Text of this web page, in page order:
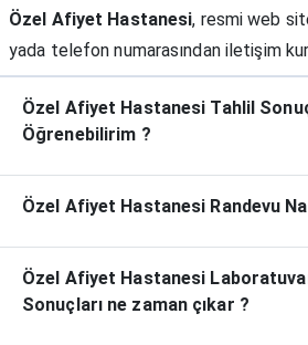
Özel Afiyet Hastanesi, resmi web
yada telefon numarasından iletişim
Özel Afiyet Hastanesi Tahlil
Öğrenebilirim ?
Özel Afiyet Hastanesi Randevu
Özel Afiyet Hastanesi
Sonuçları ne zaman çıkar ?